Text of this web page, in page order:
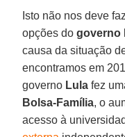
Isto não nos deve
opções dogoverno
causa da situação
encontramos em
governo Lula fez
Bolsa-Família, o
acesso à